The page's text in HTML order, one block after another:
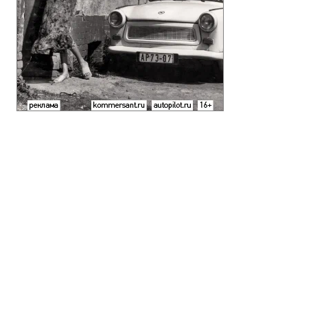
Виталий
Смольников,
Коммерсантъ